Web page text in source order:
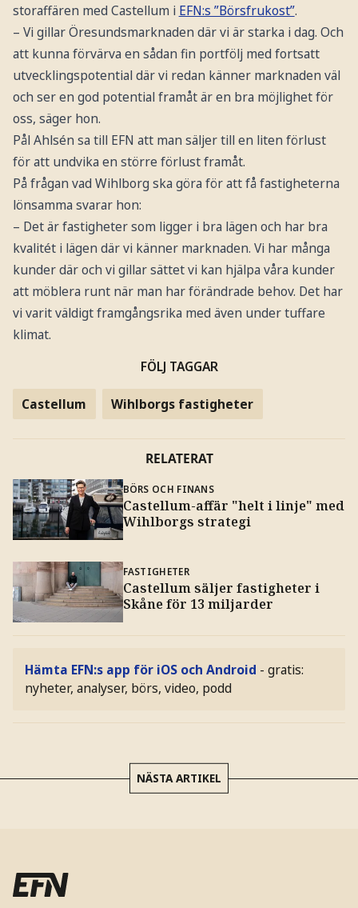
storaffären med Castellum i EFN:s ”Börsfrukost”.
– Vi gillar Öresundsmarknaden där vi är starka i dag. Och
att kunna förvärva en sådan fin portfölj med fortsatt
utvecklingspotential där vi redan känner marknaden väl
och ser en god potential framåt är en bra möjlighet för
oss, säger hon.
Pål Ahlsén sa till EFN att man säljer till en liten förlust
för att undvika en större förlust framåt.
På frågan vad Wihlborg ska göra för att få fastigheterna
lönsamma svarar hon:
– Det är fastigheter som ligger i bra lägen och har bra
kvalitét i lägen där vi känner marknaden. Vi har många
kunder där och vi gillar sättet vi kan hjälpa våra kunder
att möblera runt när man har förändrade behov. Det har
vi varit väldigt framgångsrika med även under tuffare
klimat.
FÖLJ TAGGAR
Castellum Wihlborgs fastigheter
RELATERAT
BÖRS OCH FINANS
Castellum-affär "helt i linje" med
Wihlborgs strategi
FASTIGHETER
Castellum säljer fastigheter i
Skåne för 13 miljarder
Hämta EFN:s app för iOS och Android - gratis:
nyheter, analyser, börs, video, podd
NÄSTA ARTIKEL